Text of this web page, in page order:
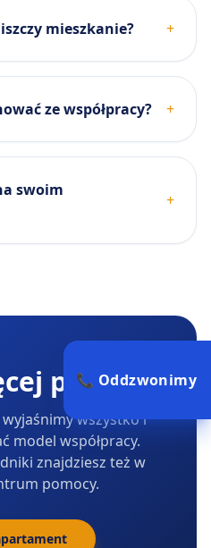
mieszkanie? +
ze współpracy? +
swoim
+
pytań?
wszystko i
model współpracy.
znajdziesz też w
pomocy.
📞 Oddzwonimy